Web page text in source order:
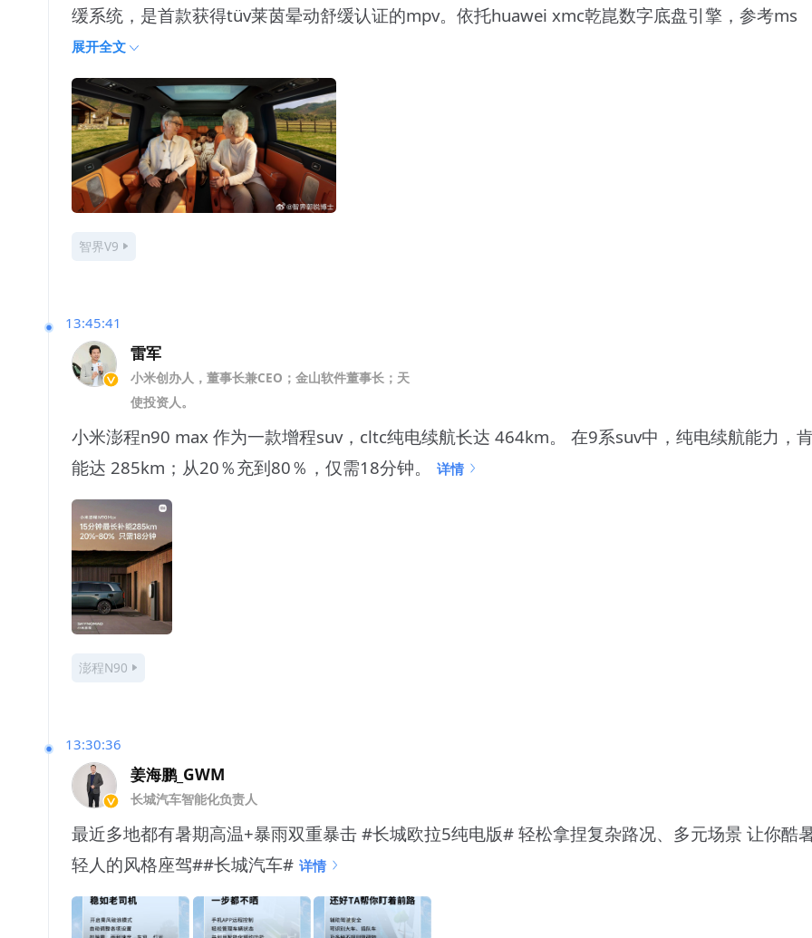
缓系统，是首款获得tüv莱茵晕动舒缓认证的mpv。依托huawei xmc乾崑数字底盘引擎，参考ms
展开全文
智界V9
13:45:41
雷军
小米创办人，董事长兼CEO；金山软件董事长；天
使投资人。
小米澎程n90 max 作为一款增程suv，cltc纯电续航长达 464km。 在9系suv中，纯电续航能力，
能达 285km；从20％充到80％，仅需18分钟。
详情
澎程N90
13:30:36
姜海鹏_GWM
长城汽车智能化负责人
最近多地都有暑期高温+暴雨双重暴击 #长城欧拉5纯电版# 轻松拿捏复杂路况、多元场景 让你酷
轻人的风格座驾##长城汽车# 详情